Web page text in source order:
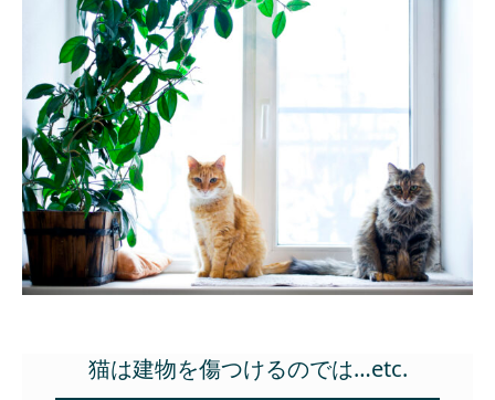
猫は建物を傷つけるのでは…etc.